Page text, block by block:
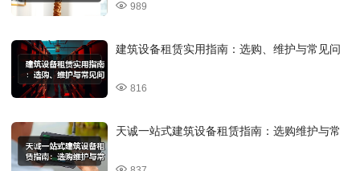
989
建筑设备租赁实用指南：选购、维护与常见问
816
天诚一站式建筑设备租赁指南：选购维护与常